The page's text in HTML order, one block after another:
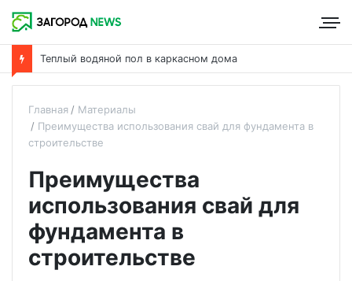
Теплый водяной пол в каркасном дома
Главная
Материалы
Преимущества использования свай для фундамента в
строительстве
Преимущества
использования свай для
фундамента в
строительстве